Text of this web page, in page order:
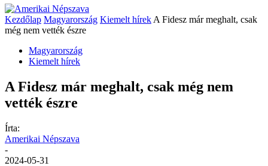
Kezdőlap Magyarország Kiemelt hírek A Fidesz már meghalt, csak
még nem vették észre
Magyarország
Kiemelt hírek
A Fidesz már meghalt, csak még nem
vették észre
Írta:
Amerikai Népszava
-
2024-05-31